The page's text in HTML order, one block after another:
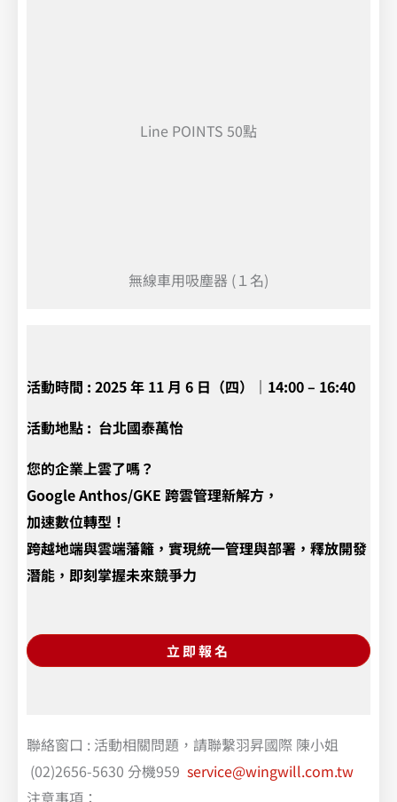
Line POINTS 50點
無線車用吸塵器 (１名)
活動時間 : 2025 年 11 月 6 日（四）｜14:00 – 16:40
活動地點 : 台北國泰萬怡
您的企業上雲了嗎？
Google Anthos/GKE 跨雲管理新解方，
加速數位轉型！
跨越地端與雲端藩籬，實現統一管理與部署，釋放開發
潛能，即刻掌握未來競爭力
立即報名
聯絡窗口 : 活動相關問題，請聯繫羽昇國際 陳小姐
(02)2656-5630 分機959 service@wingwill.com.tw
注意事項：